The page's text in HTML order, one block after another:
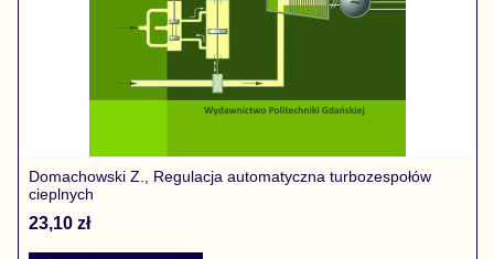
Domachowski Z., Regulacja automatyczna turbozespołów
cieplnych
23,10 zł